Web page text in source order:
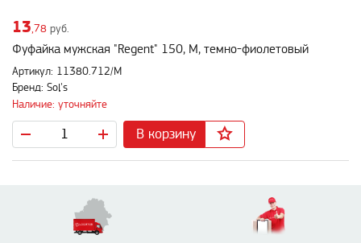
13,78 руб.
Фуфайка мужская "Regent" 150, M, темно-фиолетовый
Артикул: 11380.712/M
Бренд: Sol's
Наличие: уточняйте
В корзину